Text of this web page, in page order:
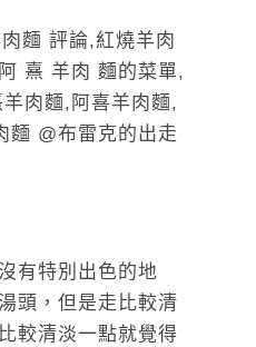
有特別出色的地
頭，但是走比較清
較清淡一點就覺得